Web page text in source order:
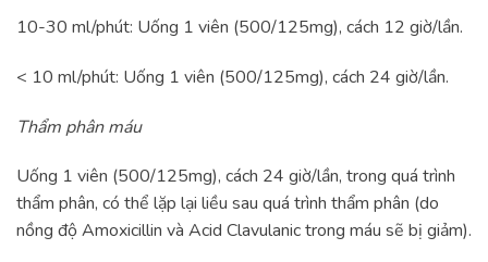
10-30 ml/phút: Uống 1 viên (500/125mg), cách 12 giờ/lần.
< 10 ml/phút: Uống 1 viên (500/125mg), cách 24 giờ/lần.
Thẩm phân máu
Uống 1 viên (500/125mg), cách 24 giờ/lần, trong quá trình
thẩm phân, có thể lặp lại liều sau quá trình thẩm phân (do
nồng độ Amoxicillin và Acid Clavulanic trong máu sẽ bị giảm).